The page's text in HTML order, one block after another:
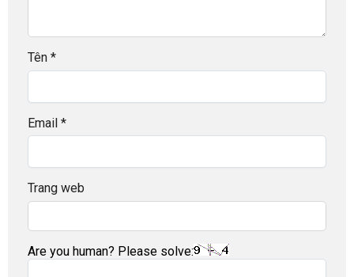
Tên *
Email *
Trang web
Are you human? Please solve: